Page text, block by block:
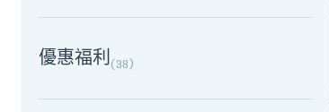
優惠福利(38)